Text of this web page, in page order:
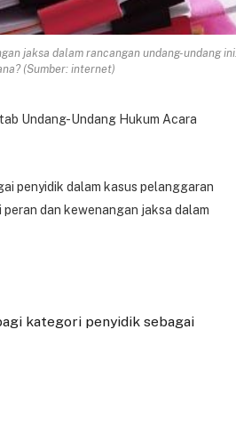
jaksa dalam rancangan undang-undang ini.
(Sumber: internet)
Undang-Undang Hukum Acara
penyidik dalam kasus pelanggaran
dan kewenangan jaksa dalam
kategori penyidik sebagai